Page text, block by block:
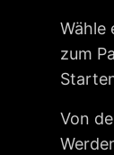
Wähle
zum
Von